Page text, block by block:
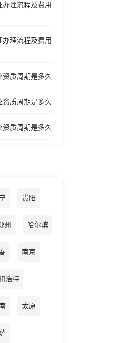
办理流程及费用
办理流程及费用
资质周期是多久
资质周期是多久
资质周期是多久
贵阳
州 哈尔滨
南京
浩特
太原